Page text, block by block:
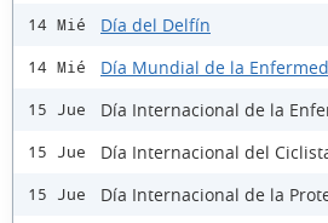
14 Mié Día del Delfín
14 Mié Día Mundial de la
15 Jue Día Internacional de la
15 Jue Día Internacional del
15 Jue Día Internacional de la